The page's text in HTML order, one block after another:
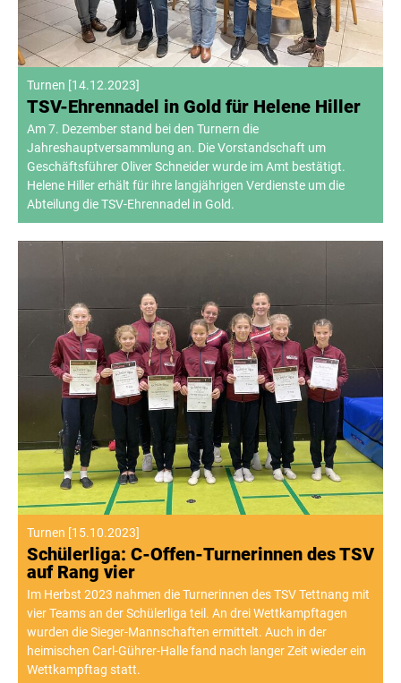
Turnen [14.12.2023]
TSV-Ehrennadel in Gold für Helene Hiller
Am 7. Dezember stand bei den Turnern die
Jahreshauptversammlung an. Die Vorstandschaft um
Geschäftsführer Oliver Schneider wurde im Amt bestätigt.
Helene Hiller erhält für ihre langjährigen Verdienste um die
Abteilung die TSV-Ehrennadel in Gold.
Turnen [15.10.2023]
Schülerliga: C-Offen-Turnerinnen des TSV
auf Rang vier
Im Herbst 2023 nahmen die Turnerinnen des TSV Tettnang mit
vier Teams an der Schülerliga teil. An drei Wettkampftagen
wurden die Sieger-Mannschaften ermittelt. Auch in der
heimischen Carl-Gührer-Halle fand nach langer Zeit wieder ein
Wettkampftag statt.